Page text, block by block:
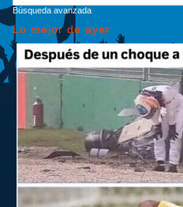
Búsqueda avanzada
Lo mejor de ayer